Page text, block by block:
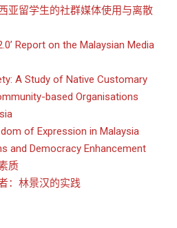
亚留学生的社群媒体使用与离散
Report on the Malaysian Media
A Study of Native Customary
based Organisations
of Expression in Malaysia
and Democracy Enhancement
质
：林景汉的实践